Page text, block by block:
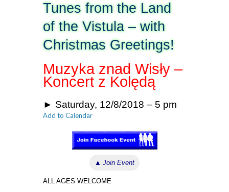
Tunes from the Land
of the Vistula – with
Christmas Greetings!
Muzyka znad Wisły –
Koncert z Kolędą
► Saturday, 12/8/2018 – 5 pm
Add to Calendar
▲ Join Event
ALL AGES WELCOME